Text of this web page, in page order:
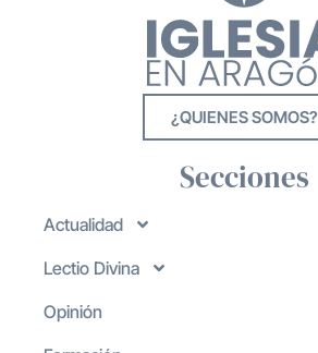
¿QUIENES SOMOS?
Secciones
Actualidad
Lectio Divina
Opinión